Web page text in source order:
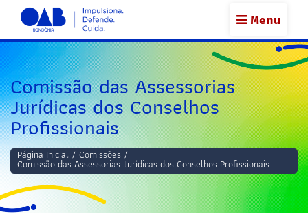
Menu
Comissão das Assessorias
Jurídicas dos Conselhos
Profissionais
Página Inicial / Comissões /
Comissão das Assessorias Jurídicas dos Conselhos Profissionais